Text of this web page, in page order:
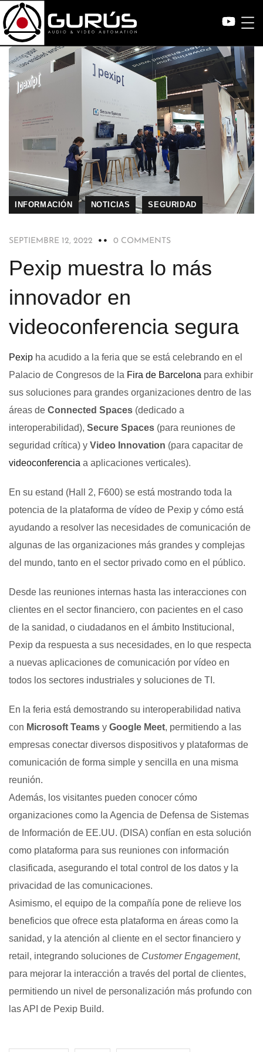
INFORMACIÓN NOTICIAS SEGURIDAD
SEPTIEMBRE 12, 2022 0 COMMENTS
Pexip muestra lo más
innovador en
videoconferencia segura
Pexip ha acudido a la feria que se está celebrando en el
Palacio de Congresos de la Fira de Barcelona para exhibir
sus soluciones para grandes organizaciones dentro de las
áreas de Connected Spaces (dedicado a
interoperabilidad), Secure Spaces (para reuniones de
seguridad crítica) y Video Innovation (para capacitar de
videoconferencia a aplicaciones verticales).
En su estand (Hall 2, F600) se está mostrando toda la
potencia de la plataforma de vídeo de Pexip y cómo está
ayudando a resolver las necesidades de comunicación de
algunas de las organizaciones más grandes y complejas
del mundo, tanto en el sector privado como en el público.
Desde las reuniones internas hasta las interacciones con
clientes en el sector financiero, con pacientes en el caso
de la sanidad, o ciudadanos en el ámbito Institucional,
Pexip da respuesta a sus necesidades, en lo que respecta
a nuevas aplicaciones de comunicación por vídeo en
todos los sectores industriales y soluciones de TI.
En la feria está demostrando su interoperabilidad nativa
con Microsoft Teams y Google Meet, permitiendo a las
empresas conectar diversos dispositivos y plataformas de
comunicación de forma simple y sencilla en una misma
reunión.
Además, los visitantes pueden conocer cómo
organizaciones como la Agencia de Defensa de Sistemas
de Información de EE.UU. (DISA) confían en esta solución
como plataforma para sus reuniones con información
clasificada, asegurando el total control de los datos y la
privacidad de las comunicaciones.
Asimismo, el equipo de la compañía pone de relieve los
beneficios que ofrece esta plataforma en áreas como la
sanidad, y la atención al cliente en el sector financiero y
retail, integrando soluciones de Customer Engagement,
para mejorar la interacción a través del portal de clientes,
permitiendo un nivel de personalización más profundo con
las API de Pexip Build.